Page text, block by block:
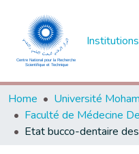
Institutions
Home